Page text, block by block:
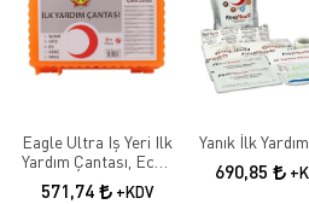
Eagle Ultra Iş Yeri Ilk
Yardım Çantası, Ecza
Dolabı, Ilkyardım Seti
571,74 +KDV
Yanık İlk
690,85